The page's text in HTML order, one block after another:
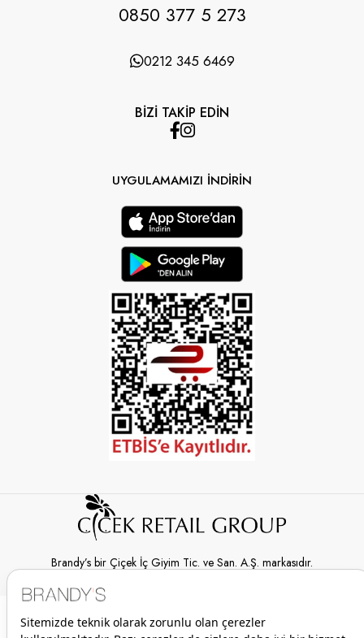
0850 377 5 273
0212 345 6469
BİZİ TAKİP EDİN
UYGULAMAMIZI İNDİRİN
Brandy’s bir Çiçek İç Giyim Tic. ve San. A.Ş. markasıdır.
© 2026 Brandy’s | Her hakkı saklıdır.